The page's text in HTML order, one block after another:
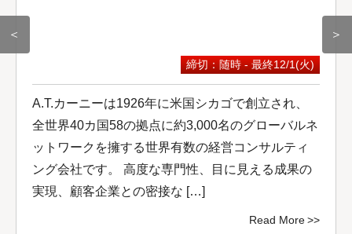
＜
締切：随時 - 最終12/1(火)
A.T.カーニーは1926年に米国シカゴで創立され、
全世界40カ国58の拠点に約3,000名のグローバルネ
ットワークを擁する世界有数の経営コンサルティ
ング会社です。 高度な専門性、目に見える成果の
実現、顧客企業との密接な […]
Read More
＞